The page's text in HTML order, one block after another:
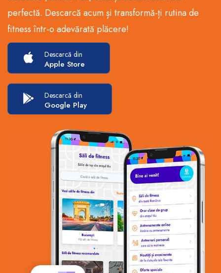
perfectă. Descarcă acum și transformă-ți rutina de
fitness într-o adevărată plăcere!
Descarcă din
Apple Store
Descarcă din
Google Play